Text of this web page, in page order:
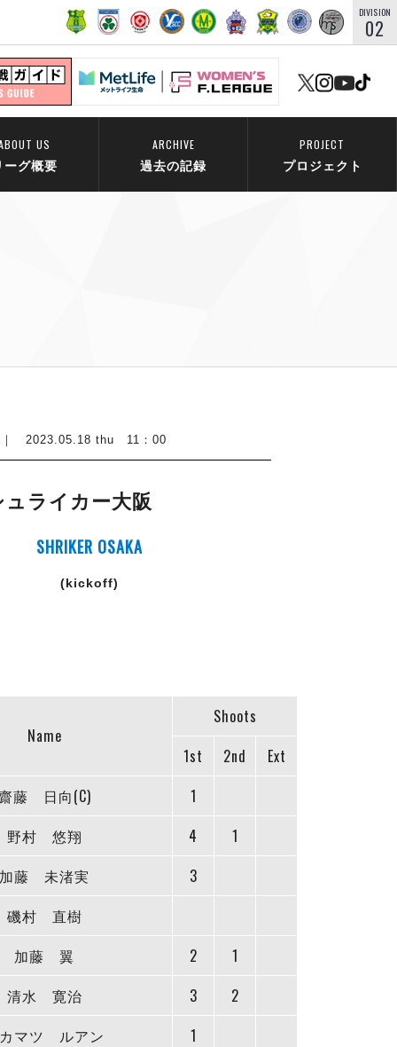
DIVISION
02
US
ーグ概要
ARCHIVE
過去の記録
PROJECT
プロジェクト
｜ 2023.05.18 thu 11：00
ュライカー大阪
SHRIKER OSAKA
(kickoff)
Name
Shoots
1st
2nd
Ext
藤 日向(C)
1
野村 悠翔 4
1
加藤 未渚実
3
磯村 直樹
加藤 翼 2
1
清水 寛治 3
2
マツ ルアン
1